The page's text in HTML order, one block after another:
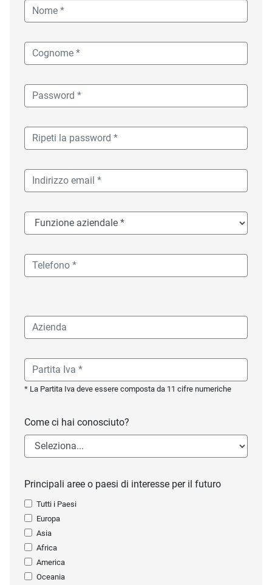
* La Partita Iva deve essere composta da 11 cifre numeriche
Come ci hai conosciuto?
Principali aree o paesi di interesse per il futuro
Tutti i Paesi
Europa
Asia
Africa
America
Oceania